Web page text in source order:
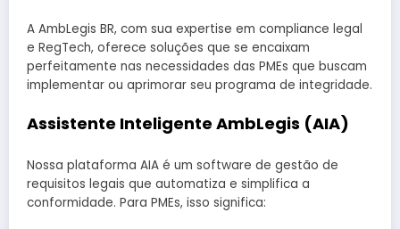
A AmbLegis BR, com sua expertise em compliance legal
e RegTech, oferece soluções que se encaixam
perfeitamente nas necessidades das PMEs que buscam
implementar ou aprimorar seu programa de integridade.
Assistente Inteligente AmbLegis (AIA)
Nossa plataforma AIA é um software de gestão de
requisitos legais que automatiza e simplifica a
conformidade. Para PMEs, isso significa: